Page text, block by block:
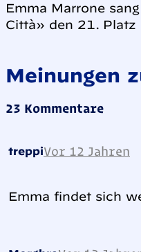
Emma Marrone
Città» den 21. Platz
Meinungen
23 Kommentare
treppiVor 12 Jahren
Emma findet sich